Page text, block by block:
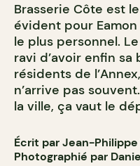
Brasserie Côte est
évident pour Eamon
le plus personnel.
ravi d’avoir enfin
résidents de
n’arrive pas
la ville, ça vaut le
Écrit par Jean-
Photographié par